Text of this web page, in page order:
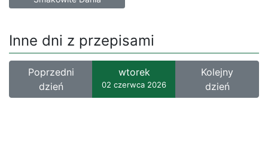
Inne dni z przepisami
Poprzedni
dzień
wtorek
02 czerwca 2026
Kolejny
dzień